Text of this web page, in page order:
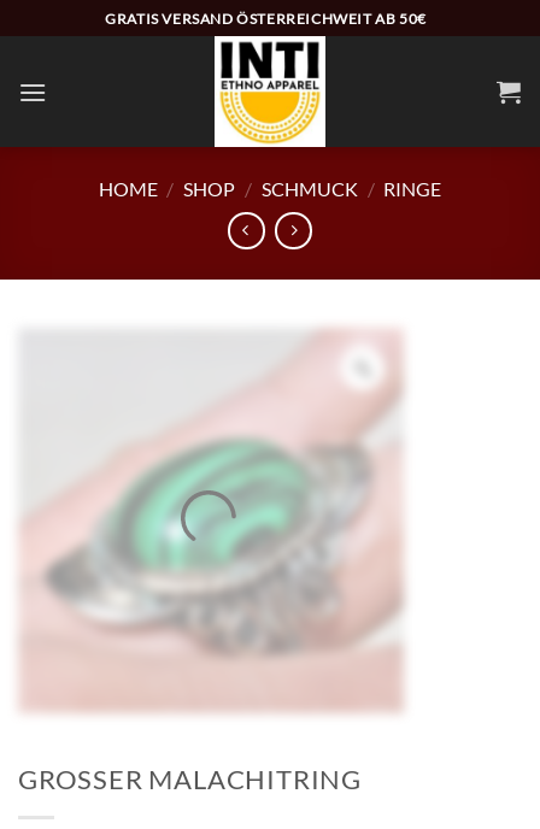
Inhalt
GRATIS VERSAND ÖSTERREICHWEIT AB 50€
HOME / SHOP / SCHMUCK / RINGE
GROSSER MALACHITRING